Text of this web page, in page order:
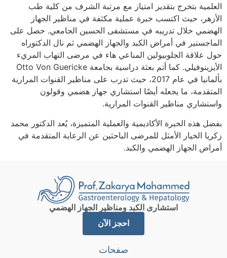
العلمية بتخرج بتقدير امتياز مع مرتبة الشرف من كلية طب
الأزهر، حيث اكتسب خبرة عملية مكثفة في مناظير الجهاز
الهضمي خلال تدريبه في مستشفى الحسين الجامعي. حصل على
الماجستير في أمراض الكبد والجهاز الهضمي ثم نال الدكتوراه
حول علاقة الجلوبيولين المناعي هاء في مرضى التهاب المريء
الأيزينوفيلي. كما أتم بعثة دراسية بجامعة Otto Von Guericke
بألمانيا في عام 2017، حيث تدرب على مناظير القنوات المرارية
المتقدمة، ما يجعله أيضًا استشاري جهاز هضمي وقولون
واستشاري مناظير القنوات المرارية.
بفضل هذه الخبرة الأكاديمية والعملية المتميزة، يُعد الدكتور محمد
زكريا الخيار الأمثل للمرضى الباحثين عن الرعاية المتقدمة في
أمراض الجهاز الهضمي والكبد.
استشارى الكبد ومناظير الجهاز الهضمي
احجز الآن
صفحات